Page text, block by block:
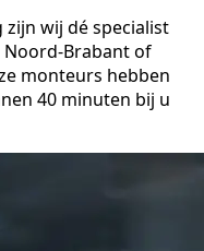
wij dé specialist
Brabant of
monteurs hebben
40 minuten bij u